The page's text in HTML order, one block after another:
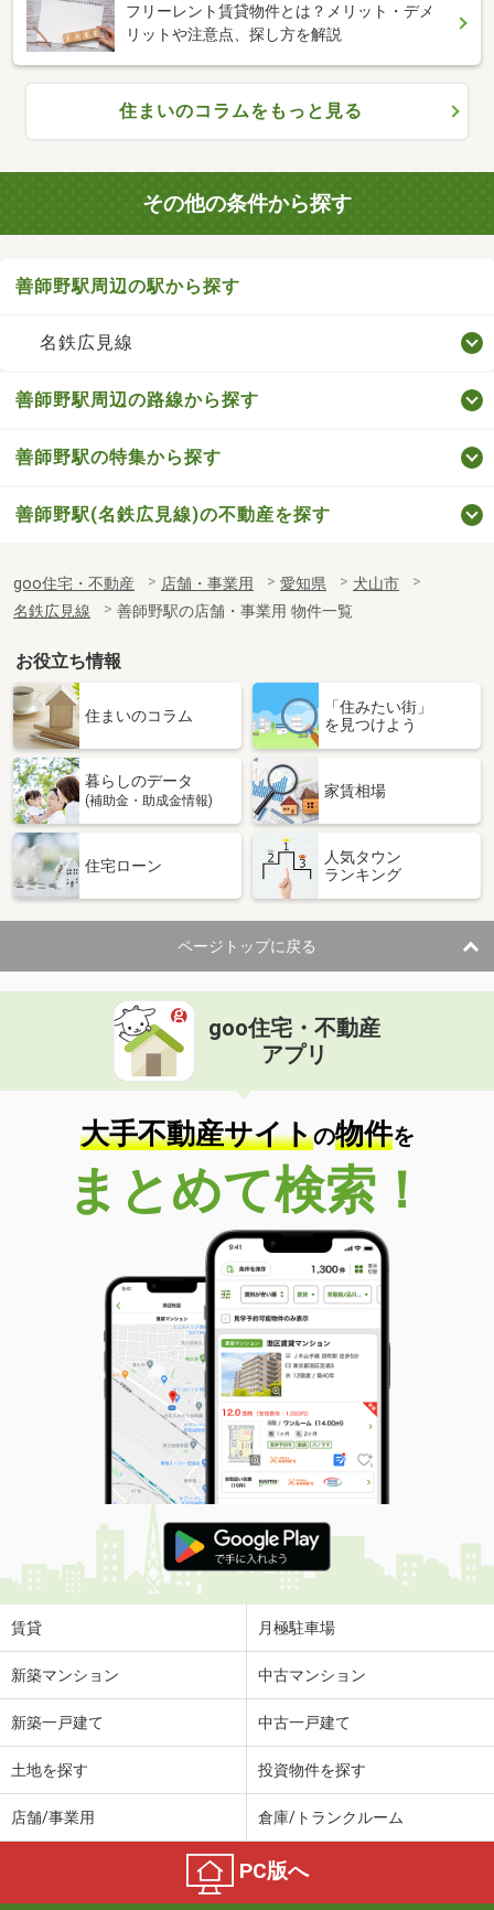
フリーレント賃貸物件とは？メリット・デメ
リットや注意点、探し方を解説
住まいのコラムをもっと見る
その他の条件から探す
善師野駅周辺の駅から探す
名鉄広見線
善師野駅周辺の路線から探す
善師野駅の特集から探す
善師野駅(名鉄広見線)の不動産を探す
goo住宅・不動産 店舗・事業用 愛知県
犬山市
名鉄広見線
善師野駅の店舗・事業用 物件一覧
お役立ち情報
住まいのコラム
「住みたい街」
を見つけよう
暮らしのデータ
(補助金・助成金情報)
家賃相場
住宅ローン
人気タウン
ランキング
ページトップに戻る
goo住宅・不動産
アプリ
大手不動産サイトの物件を
まとめて検索！
賃貸 月極駐車場
新築マンション 中古マンション
新築一戸建て 中古一戸建て
土地を探す 投資物件を探す
店舗/事業用 倉庫/トランクルーム
PC版へ